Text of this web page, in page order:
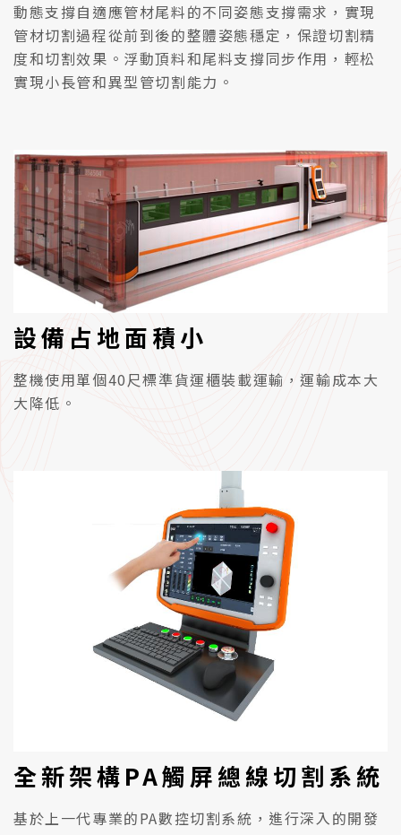
動態支撐自適應管材尾料的不同姿態支撐需求，實現
管材切割過程從前到後的整體姿態穩定，保證切割精
度和切割效果。浮動頂料和尾料支撐同步作用，輕松
實現小長管和異型管切割能力。
設備占地面積小
整機使用單個40尺標準貨運櫃裝載運輸，運輸成本大
大降低。
全新架構PA觸屏總線切割系統
基於上一代專業的PA數控切割系統，進行深入的開發